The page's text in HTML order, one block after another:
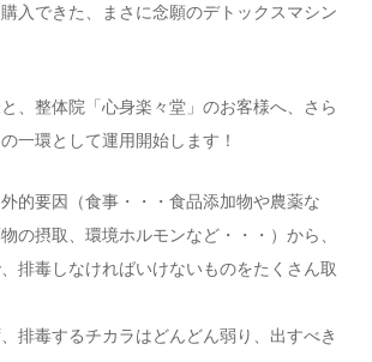
入できた、まさに念願のデトックスマシン
、整体院「心身楽々堂」のお客様へ、さら
一環として運用開始します！
的要因（食事・・・食品添加物や農薬な
の摂取、環境ホルモンなど・・・）から、
排毒しなければいけないものをたくさん取
排毒するチカラはどんどん弱り、出すべき